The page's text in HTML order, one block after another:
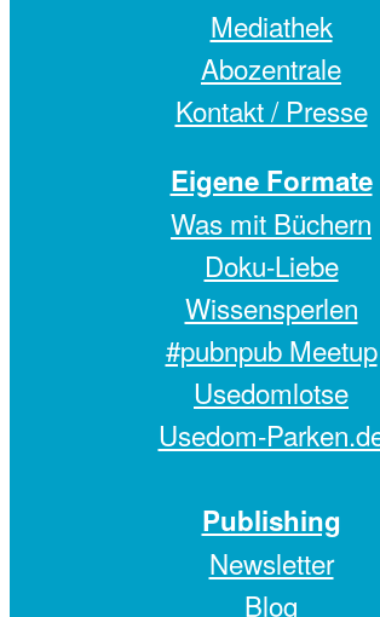
Mediathek
Abozentrale
Kontakt / Presse
Eigene Formate
Was mit Büchern
Doku-Liebe
Wissensperlen
#pubnpub Meetup
Usedomlotse
Usedom-
Publishing
Newsletter
Blog